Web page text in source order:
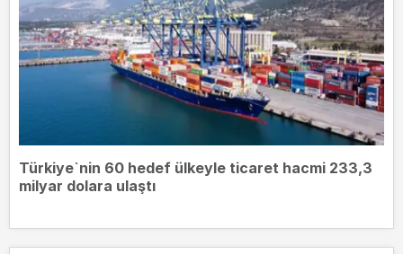
Türkiye`nin 60 hedef ülkeyle ticaret hacmi 233,3
milyar dolara ulaştı